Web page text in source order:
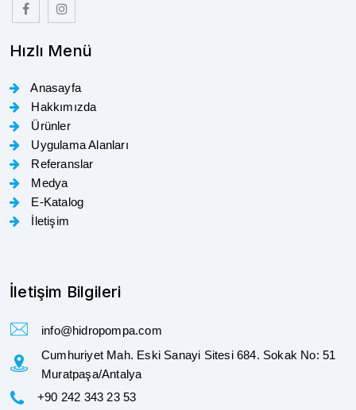
Hızlı Menü
Anasayfa
Hakkımızda
Ürünler
Uygulama Alanları
Referanslar
Medya
E-Katalog
İletişim
İletişim Bilgileri
info@hidropompa.com
Cumhuriyet Mah. Eski Sanayi Sitesi 684. Sokak No: 51
Muratpaşa/Antalya
+90 242 343 23 53